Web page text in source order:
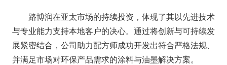
路博润在亚太市场的持续投资，体现了其以先进技术
与专业能力支持本地客户的决心。通过将创新与可持续发
展紧密结合，公司助力配方师成功开发出符合严格法规、
并满足市场对环保产品需求的涂料与油墨解决方案。